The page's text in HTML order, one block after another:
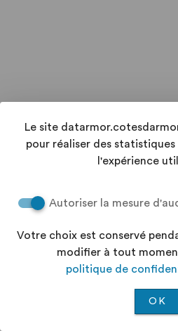
Le site
pour réaliser des
l'expérience
Autoriser la mesure
Votre choix est conservé
modifier à tout
politique de
OK